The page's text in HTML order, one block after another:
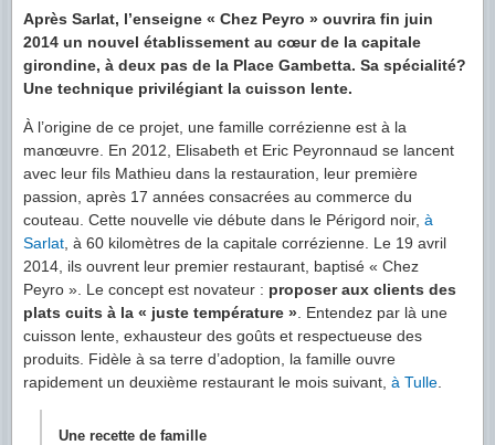
Après Sarlat, l’enseigne « Chez Peyro » ouvrira fin juin
2014 un nouvel établissement au cœur de la capitale
girondine, à deux pas de la Place Gambetta. Sa spécialité?
Une technique privilégiant la cuisson lente.
À l’origine de ce projet, une famille corrézienne est à la
manœuvre. En 2012, Elisabeth et Eric Peyronnaud se lancent
avec leur fils Mathieu dans la restauration, leur première
passion, après 17 années consacrées au commerce du
couteau. Cette nouvelle vie débute dans le Périgord noir, à
Sarlat , à 60 kilomètres de la capitale corrézienne. Le 19 avril
2014, ils ouvrent leur premier restaurant, baptisé « Chez
Peyro ». Le concept est novateur : proposer aux clients des
plats cuits à la « juste température » . Entendez par là une
cuisson lente, exhausteur des goûts et respectueuse des
produits. Fidèle à sa terre d’adoption, la famille ouvre
rapidement un deuxième restaurant le mois suivant, à Tulle
Une recette de famille